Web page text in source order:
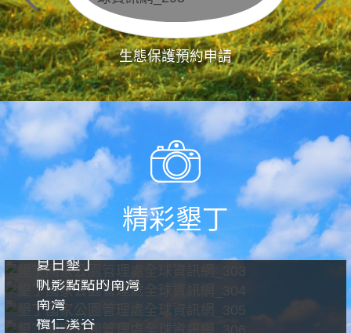
生態保護預約申請
精彩墾丁
夏日墾丁
帆影點點的南灣
南灣
欖仁溪谷